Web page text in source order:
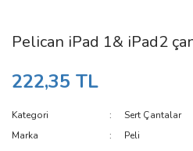
Pelican iPad 1& iPad2
222,35 TL
Kategori
Sert Çantalar
Marka
Peli